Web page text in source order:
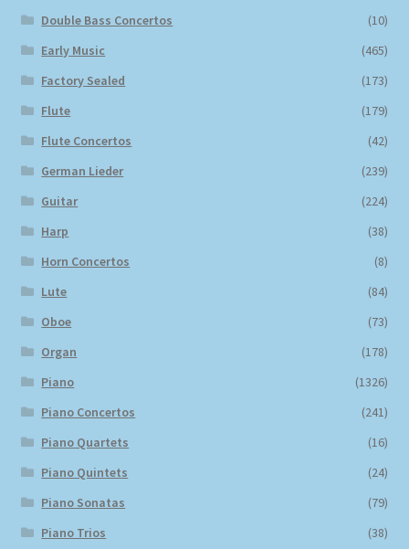
Double Bass Concertos
(10)
Early Music
(465)
Factory Sealed
(173)
Flute
(179)
Flute Concertos
(42)
German Lieder
(239)
Guitar
(224)
Harp
(38)
Horn Concertos
(8)
Lute
(84)
Oboe
(73)
Organ
(178)
Piano
(1326)
Piano Concertos
(241)
Piano Quartets
(16)
Piano Quintets
(24)
Piano Sonatas
(79)
Piano Trios
(38)